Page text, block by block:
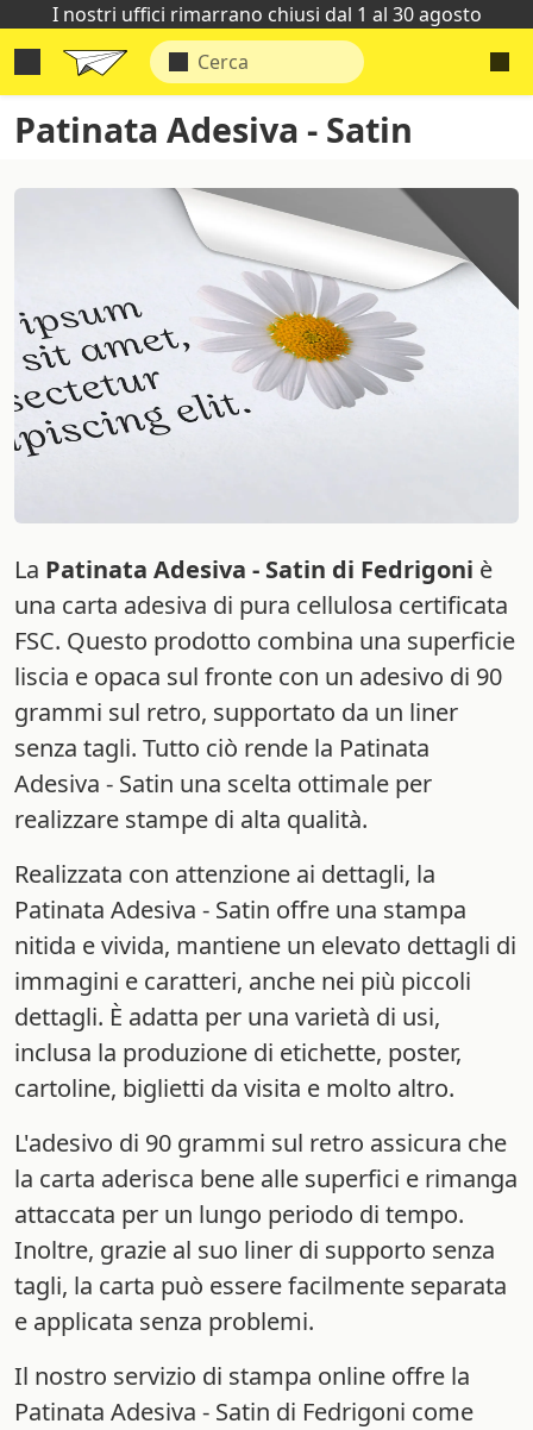
I nostri uffici rimarrano chiusi dal 1 al 30 agosto
Patinata Adesiva - Satin
La Patinata Adesiva - Satin di Fedrigoni è
una carta adesiva di pura cellulosa certificata
FSC. Questo prodotto combina una superficie
liscia e opaca sul fronte con un adesivo di 90
grammi sul retro, supportato da un liner
senza tagli. Tutto ciò rende la Patinata
Adesiva - Satin una scelta ottimale per
realizzare stampe di alta qualità.
Realizzata con attenzione ai dettagli, la
Patinata Adesiva - Satin offre una stampa
nitida e vivida, mantiene un elevato dettagli di
immagini e caratteri, anche nei più piccoli
dettagli. È adatta per una varietà di usi,
inclusa la produzione di etichette, poster,
cartoline, biglietti da visita e molto altro.
L'adesivo di 90 grammi sul retro assicura che
la carta aderisca bene alle superfici e rimanga
attaccata per un lungo periodo di tempo.
Inoltre, grazie al suo liner di supporto senza
tagli, la carta può essere facilmente separata
e applicata senza problemi.
Il nostro servizio di stampa online offre la
Patinata Adesiva - Satin di Fedrigoni come